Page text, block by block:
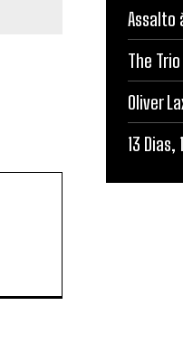
Assalto
The Trio
Oliver
13